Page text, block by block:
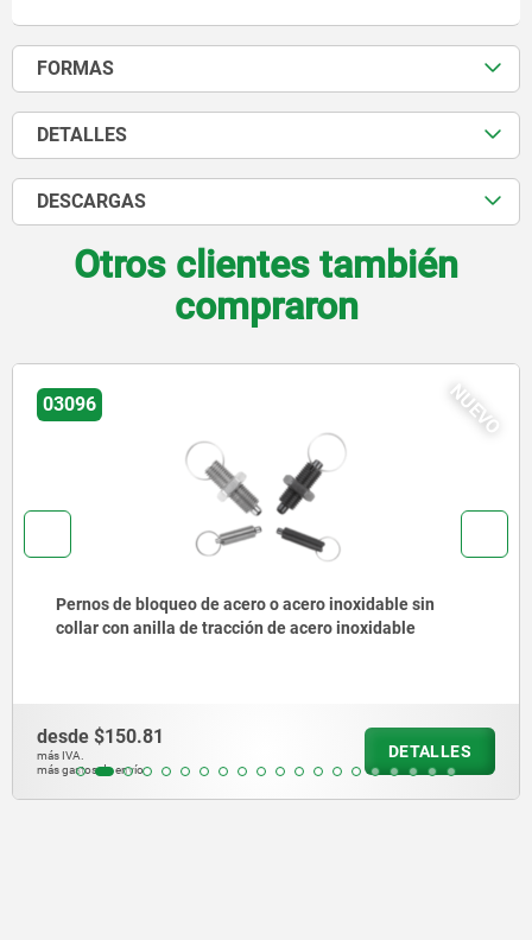
FORMAS
DETALLES
DESCARGAS
Otros clientes también
compraron
NUEVO
03092
Pernos de bloqueo de acero o acero inoxidable, versión
corta, con vástago roscado
desde $204.99
más IVA.
más gastos de envío
DETALLES